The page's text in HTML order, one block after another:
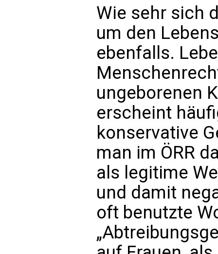
Wie sehr sich
um den
ebenfalls.
ungeborenen
erscheint
konservative
man im ÖRR
als legitime
und damit
oft benutzte